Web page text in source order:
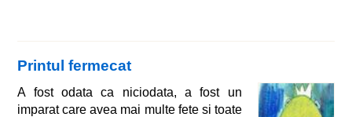
Printul fermecat
A fost odata ca niciodata, a fost un
imparat care avea mai multe fete si toate